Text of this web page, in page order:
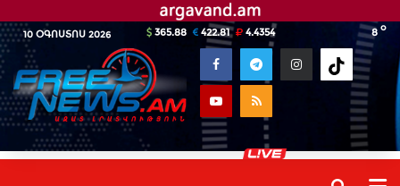
10 ՕԳՈՍՏՈՍ 2026 8 o
365.88 422.81 4.4354